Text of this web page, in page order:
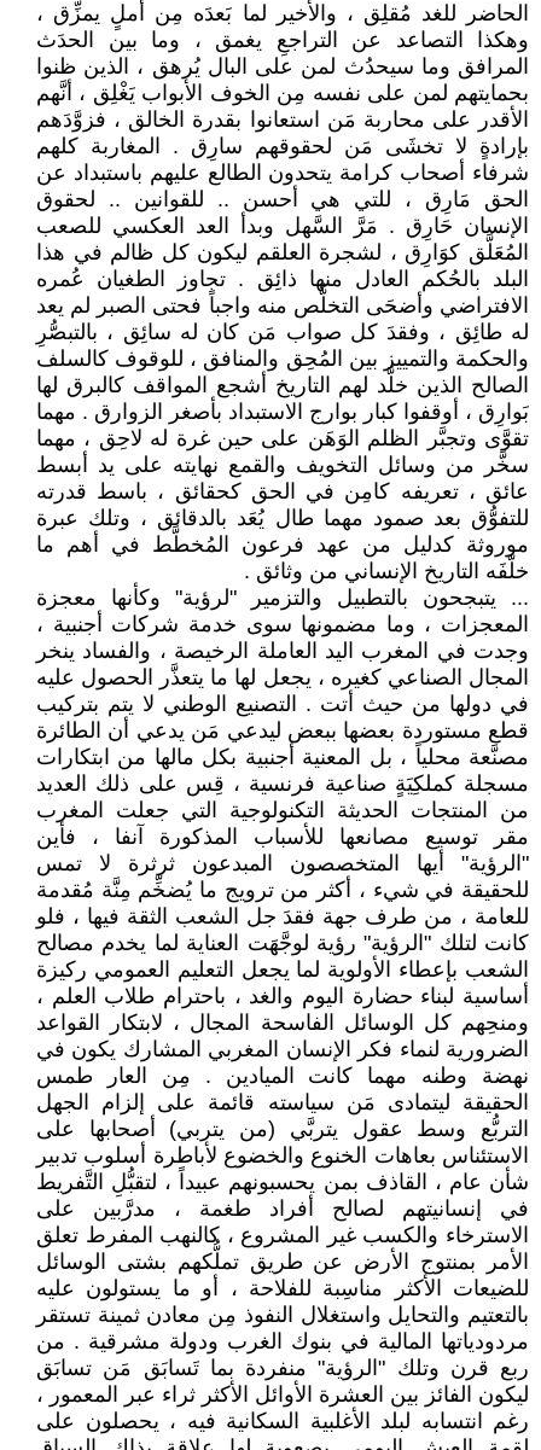
الحاضر للغد مُقلِق ، والأخير لما بَعدَه مِن أملٍ يمزِّق ،
وهكذا التصاعد عن التراجعِ يغمق ، وما بين الحدَث
المرافق وما سيحدُث لمن على البال يُرهق ، الذين ظنوا
بحمايتهم لمن على نفسه مِن الخوف الأبواب يَغْلِق ، أنَّهم
الأقدر على محاربة مَن استعانوا بقدرة الخالق ، فزوَّدَهم
بإرادةٍ لا تخشَى مَن لحقوقهم سارِق . المغاربة كلهم
شرفاء أصحاب كرامة يتحدون الطالع عليهم باستبداد عن
الحق مَارِق ، للتي هي أحسن .. للقوانين .. لحقوق
الإنسان حَارِق . مَرَّ السَّهل وبدأ العد العكسي للصعب
المُعَلَّق كوَارِق ، لشجرة العلقم ليكون كل ظالم في هذا
البلد بالحُكم العادل منها ذائِق . تجاوز الطغيان عُمره
الافتراضي وأضحَى التخلُّص منه واجباً فحتى الصبر لم يعد
له طائِق ، وفقدَ كل صواب مَن كان له سائِق ، بالتبصُّرِ
والحكمة والتمييز بين المُحِق والمنافق ، للوقوف كالسلف
الصالح الذين خلَّد لهم التاريخ أشجع المواقف كالبرق لها
بَوارِق ، أوقفوا كبار بوارج الاستبداد بأصغر الزوارق . مهما
تقوَّى وتجبَّر الظلم الوَهَن على حين غرة له لاحِق ، مهما
سخَّر من وسائل التخويف والقمع نهايته على يد أبسط
عائق ، تعريفه كامِن في الحق كحقائق ، باسط قدرته
للتفوُّق بعد صمود مهما طال يُعَد بالدقائق ، وتلك عبرة
موروثة كدليل من عهد فرعون المُخطَّط في أهم ما
خلّفَه التاريخ الإنساني من وثائق .
... يتبجحون بالتطبيل والتزمير "لرؤية" وكأنها معجزة
المعجزات ، وما مضمونها سوى خدمة شركات أجنبية ،
وجدت في المغرب اليد العاملة الرخيصة ، والفساد ينخر
المجال الصناعي كغيره ، يجعل لها ما يتعذَّر الحصول عليه
في دولها من حيث أتت . التصنيع الوطني لا يتم بتركيب
قطع مستوردة بعضها ببعض ليدعي مَن يدعي أن الطائرة
مصنَّعة محلياً ، بل المعنية أجنبية بكل مالها من ابتكارات
مسجلة كملكِيَةٍ صناعية فرنسية ، قِس على ذلك العديد
من المنتجات الحديثة التكنولوجية التي جعلت المغرب
مقر توسيع مصانعها للأسباب المذكورة آنفا ، فأين
"الرؤية" أيها المتخصصون المبدعون ثرثرة لا تمس
للحقيقة في شيء ، أكثر من ترويج ما يُضخِّم مِنَّة مُقدمة
للعامة ، من طرف جهة فقدَ جل الشعب الثقة فيها ، فلو
كانت لتلك "الرؤية" رؤية لوجَّهَت العناية لما يخدم مصالح
الشعب بإعطاء الأولوية لما يجعل التعليم العمومي ركيزة
أساسية لبناء حضارة اليوم والغد ، باحترام طلاب العلم ،
ومنحِهم كل الوسائل الفاسحة المجال ، لابتكار القواعد
الضرورية لنماء فكر الإنسان المغربي المشارك يكون في
نهضة وطنه مهما كانت الميادين . مِن العار طمس
الحقيقة ليتمادى مَن سياسته قائمة على إلزام الجهل
التربُّع وسط عقول يتربَّي (من يتربي) أصحابها على
الاستئناس بعاهات الخنوع والخضوع لأباطرة أسلوب تدبير
شأن عام ، القاذف بمن يحسبونهم عبيداً ، لتقبُّلِ التَّفريط
في إنسانيتهم لصالح أفراد طغمة ، مدرَّبين على
الاسترخاء والكسب غير المشروع ، كالنهب المفرط تعلق
الأمر بمنتوج الأرض عن طريق تملُّكهم بشتى الوسائل
للضيعات الأكثر مناسِبة للفلاحة ، أو ما يستولون عليه
بالتعتيم والتحايل واستغلال النفوذ مِن معادن ثمينة تستقر
مردودياتها المالية في بنوك الغرب ودولة مشرقية . من
ربع قرن وتلك "الرؤية" منفردة بما تَسابَق مَن تسابَق
ليكون الفائز بين العشرة الأوائل الأكثر ثراء عبر المعمور ،
رغم انتسابه لبلد الأغلبية السكانية فيه ، يحصلون على